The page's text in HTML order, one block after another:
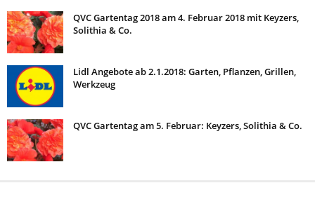
QVC Gartentag 2018 am 4. Februar 2018 mit Keyzers,
Solithia & Co.
Lidl Angebote ab 2.1.2018: Garten, Pflanzen, Grillen,
Werkzeug
QVC Gartentag am 5. Februar: Keyzers, Solithia & Co.